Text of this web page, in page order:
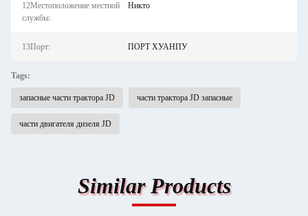
12Местоположение местной
службы:
Никто
13Порт: ПОРТ ХУАНПУ
Tags:
запасные части трактора JD части трактора JD запасные
части двигателя дизеля JD
Similar Products